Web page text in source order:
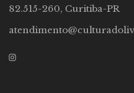
82.515-260, Curitiba-PR